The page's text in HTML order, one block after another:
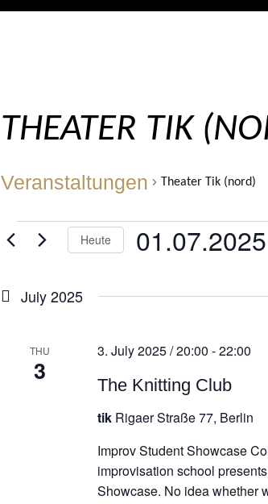
THEATER TIK
Veranstaltungen Theater Tik (nord)
Heute 01.07.2025
wählen.
July 2025
THU
3 The Knitting Club
3. July 2025 / 20:00 -22:00
tik Rigaer Straße 77, Berlin
Improv Student Showcase
improvisation school
Showcase. No idea whether